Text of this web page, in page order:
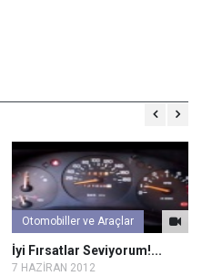
Otomobiller ve Araçlar
İyi Fırsatlar Seviyorum!...
7 HAZİRAN 2012